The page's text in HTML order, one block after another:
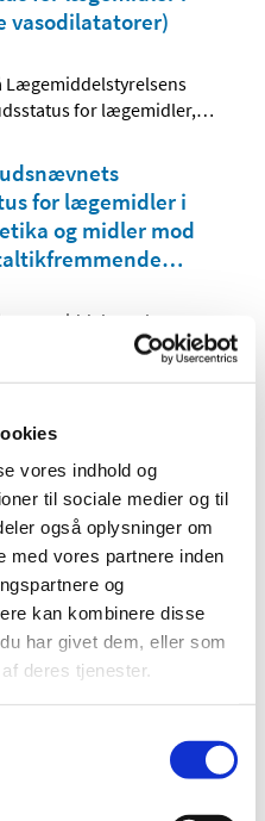
vores indhold og
til sociale medier og til
også oplysninger om
med vores partnere inden
og
kan kombinere disse
har givet dem, eller som
deres tjenester.
vasodilatatorer)
for lægemidler,…
for lægemidler i
og midler mod
…
for lægemidler,…
har
af…
i ATC-gruppe
Høringssvar på
vedrørende fremtidig